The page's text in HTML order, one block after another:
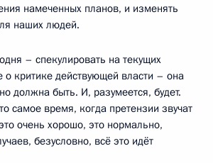
намеченных планов, и изменять
наших людей.
– спекулировать на текущих
о критике действующей власти – она
должна быть. И, разумеется, будет.
самое время, когда претензии звучат
очень хорошо, это нормально,
безусловно, всё это идёт